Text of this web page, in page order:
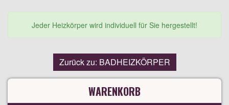
Jeder Heizkörper wird individuell für Sie hergestellt!
Zurück zu: BADHEIZKÖRPER
WARENKORB